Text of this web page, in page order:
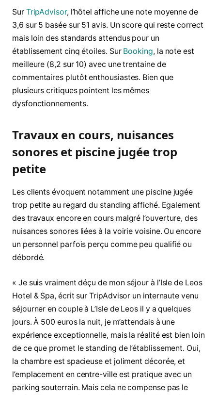
Sur TripAdvisor, l’hôtel affiche une note moyenne de
3,6 sur 5 basée sur 51 avis. Un score qui reste correct
mais loin des standards attendus pour un
établissement cinq étoiles. Sur Booking, la note est
meilleure (8,2 sur 10) avec une trentaine de
commentaires plutôt enthousiastes. Bien que
plusieurs critiques pointent les mêmes
dysfonctionnements.
Travaux en cours, nuisances
sonores et piscine jugée trop
petite
Les clients évoquent notamment une piscine jugée
trop petite au regard du standing affiché. Egalement
des travaux encore en cours malgré l’ouverture, des
nuisances sonores liées à la voirie voisine. Ou encore
un personnel parfois perçu comme peu qualifié ou
débordé.
« Je suis vraiment déçu de mon séjour à l’Isle de Leos
Hotel & Spa, écrit sur TripAdvisor un internaute venu
séjourner en couple à L’Isle de Leos il y a quelques
jours. À 500 euros la nuit, je m’attendais à une
expérience exceptionnelle, mais la réalité est bien loin
de ce que promet le standing de l’établissement. Oui,
la chambre est spacieuse et joliment décorée, et
l’emplacement en centre-ville est pratique avec un
parking souterrain. Mais cela ne compense pas le